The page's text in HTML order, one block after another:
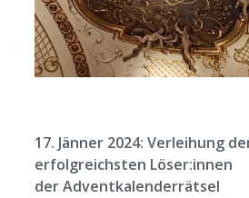
17. Jänner 2024: Verleihung
erfolgreichsten Löser:innen
der Adventkalenderrätsel